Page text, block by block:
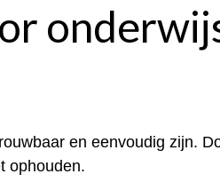
en eenvoudig zijn.
ophouden.